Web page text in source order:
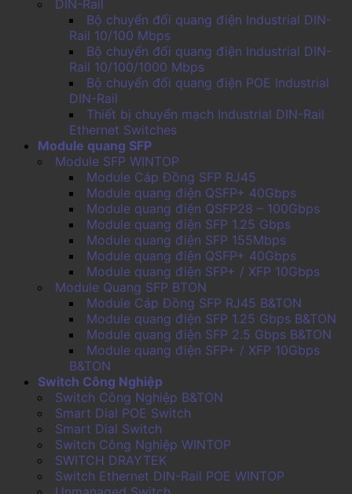
DIN-Rail
Bộ chuyển đổi quang điện Industrial DIN-
Rail 10/100 Mbps
Bộ chuyển đổi quang điện Industrial DIN-
Rail 10/100/1000 Mbps
Bộ chuyển đổi quang điện POE Industrial
DIN-Rail
Thiết bị chuyển mạch Industrial DIN-Rail
Ethernet Switches
Module quang SFP
Module SFP WINTOP
Module Cáp Đồng SFP RJ45
Module quang điện QSFP+ 40Gbps
Module quang điện QSFP28 – 100Gbps
Module quang điện SFP 1.25 Gbps
Module quang điện SFP 155Mbps
Module quang điện QSFP+ 40Gbps
Module quang điện SFP+ / XFP 10Gbps
Module Quang SFP BTON
Module Cáp Đồng SFP RJ45 B&TON
Module quang điện SFP 1.25 Gbps B&TON
Module quang điện SFP 2.5 Gbps B&TON
Module quang điện SFP+ / XFP 10Gbps
B&TON
Switch Công Nghiệp
Switch Công Nghiệp B&TON
Smart Dial POE Switch
Smart Dial Switch
Switch Công Nghiệp WINTOP
SWITCH DRAYTEK
Switch Ethernet DIN-Rail POE WINTOP